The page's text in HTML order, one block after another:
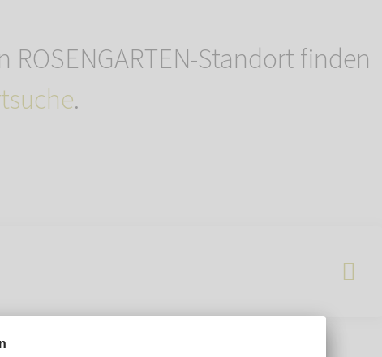
Standort finden
.